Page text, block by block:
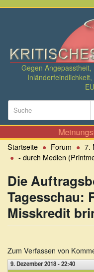
Direkt
Gegen
Suche
Meinungsfreiheit
Startseite Forum
7.
- durch Medien
Die
Tagesschau:
Misskredit
Zum Verfassen von
9. Dezember 2018 - 22:40